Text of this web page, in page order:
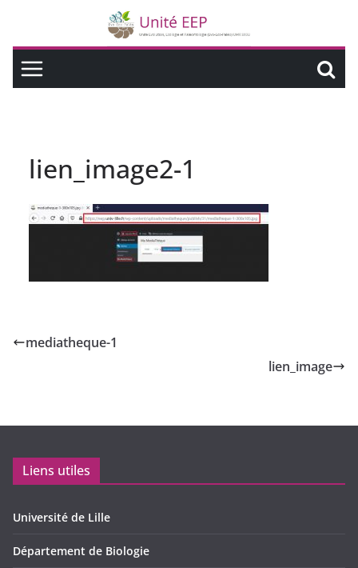
lien_image2-1
mediatheque-1
lien_image
Liens utiles
Université de Lille
Département de Biologie